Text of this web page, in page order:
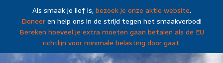
Als smaak je lief is,bezoek je onze aktie website.
Doneeren help ons in de strijd tegen het smaakverbod!
Bereken hoeveel je extra moeten gaan betalen als de EU
richtlijn voor minimale belasting door gaat.